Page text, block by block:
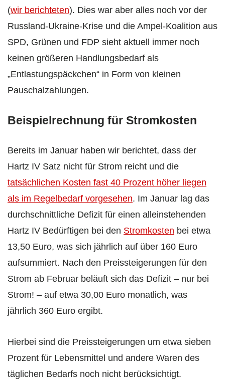
(wir berichteten). Dies war aber alles noch vor der
Russland-Ukraine-Krise und die Ampel-Koalition aus
SPD, Grünen und FDP sieht aktuell immer noch
keinen größeren Handlungsbedarf als
„Entlastungspäckchen“ in Form von kleinen
Pauschalzahlungen.
Beispielrechnung für Stromkosten
Bereits im Januar haben wir berichtet, dass der
Hartz IV Satz nicht für Strom reicht und die
tatsächlichen Kosten fast 40 Prozent höher liegen
als im Regelbedarf vorgesehen. Im Januar lag das
durchschnittliche Defizit für einen alleinstehenden
Hartz IV Bedürftigen bei den Stromkosten bei etwa
13,50 Euro, was sich jährlich auf über 160 Euro
aufsummiert. Nach den Preissteigerungen für den
Strom ab Februar beläuft sich das Defizit – nur bei
Strom! – auf etwa 30,00 Euro monatlich, was
jährlich 360 Euro ergibt.
Hierbei sind die Preissteigerungen um etwa sieben
Prozent für Lebensmittel und andere Waren des
täglichen Bedarfs noch nicht berücksichtigt.